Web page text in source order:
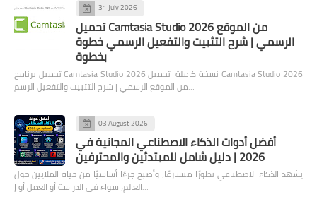
31 July 2026
تحميل Camtasia Studio 2026 من الموقع
الرسمي | شرح التثبيت والتفعيل الرسمي خطوة
بخطوة
تحميل برنامج Camtasia Studio 2026 نسخة كاملة تحميل Camtasia Studio 2026
من الموقع الرسمي | شرح التثبيت والتفعيل الرسم…
03 August 2026
أفضل أدوات الذكاء الاصطناعي المجانية في
2026 | دليل شامل للمبتدئين والمحترفين
يشهد الذكاء الاصطناعي تطورًا متسارعًا، وأصبح جزءًا أساسيًا من حياة الملايين حول
العالم، سواء في الدراسة أو العمل أو إ…